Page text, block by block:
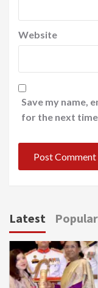
Website
Save my name,
for the next
Latest Popular